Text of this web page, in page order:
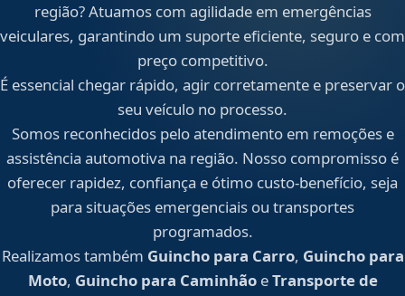
região? Atuamos com agilidade em emergências
veiculares, garantindo um suporte eficiente, seguro e com
preço competitivo.
É essencial chegar rápido, agir corretamente e preservar o
seu veículo no processo.
Somos reconhecidos pelo atendimento em remoções e
assistência automotiva na região. Nosso compromisso é
oferecer rapidez, confiança e ótimo custo-benefício, seja
para situações emergenciais ou transportes
programados.
Realizamos também Guincho para Carro, Guincho para
Moto, Guincho para CaminhãoeTransporte de